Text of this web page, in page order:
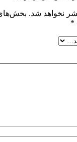
نخواهد شد. بخش‌های
*